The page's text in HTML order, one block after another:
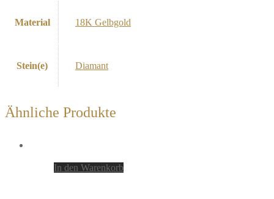
Material 18K Gelbgold
Stein(e) Diamant
Ähnliche Produkte
In den Warenkorb